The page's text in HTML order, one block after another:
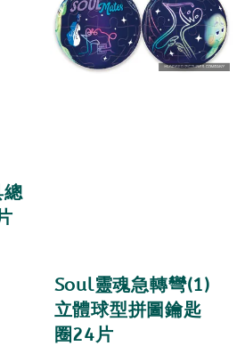
Soul靈魂急轉彎(1)
立體球型拼圖鑰匙
圈24片